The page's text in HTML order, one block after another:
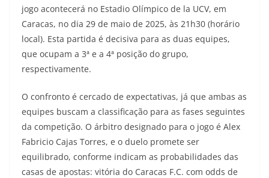
jogo acontecerá no Estadio Olímpico de la UCV, em
Caracas, no dia 29 de maio de 2025, às 21h30 (horário
local). Esta partida é decisiva para as duas equipes,
que ocupam a 3ª e a 4ª posição do grupo,
respectivamente.
O confronto é cercado de expectativas, já que ambas as
equipes buscam a classificação para as fases seguintes
da competição. O árbitro designado para o jogo é Alex
Fabricio Cajas Torres, e o duelo promete ser
equilibrado, conforme indicam as probabilidades das
casas de apostas: vitória do Caracas F.C. com odds de